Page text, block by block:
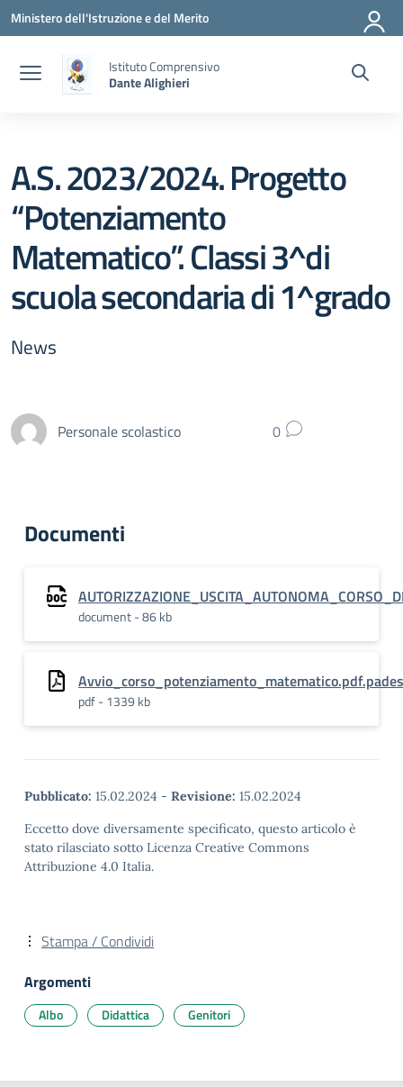
Vai ai contenuti
Vai al menu di navigazione
Vai al footer
Ministero dell'Istruzione e del Merito
Istituto Comprensivo
Dante Alighieri
A.S. 2023/2024. Progetto
“Potenziamento
Matematico”. Classi 3^di
scuola secondaria di 1^grado
News
Personale scolastico 0
Documenti
document - 86 kb
pdf - 1339 kb
Pubblicato: 15.02.2024 - Revisione: 15.02.2024
Eccetto dove diversamente specificato, questo articolo è
stato rilasciato sotto Licenza Creative Commons
Attribuzione 4.0 Italia.
Stampa / Condividi
Argomenti
Albo Didattica Genitori